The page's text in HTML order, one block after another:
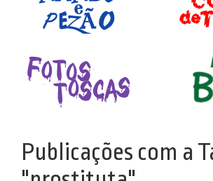
Publicações com a